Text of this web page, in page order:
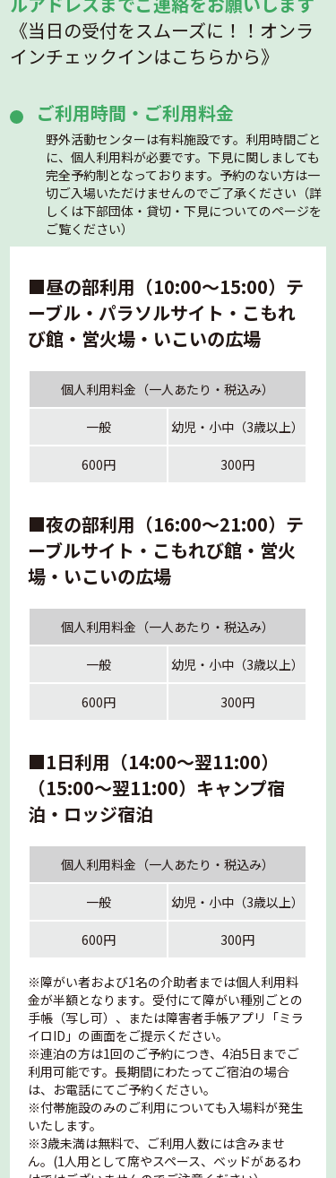
《当日の受付をスムーズに！！オンラ
インチェックインはこちらから》
ご利用時間・ご利用料金
野外活動センターは有料施設です。利用時間ごと
に、個人利用料が必要です。下見に関しましても
完全予約制となっております。予約のない方は一
切ご入場いただけませんのでご了承ください（詳
しくは下部団体・貸切・下見についてのページを
ご覧ください）
■昼の部利用（10:00～15:00）テ
ーブル・パラソルサイト・こもれ
び館・営火場・いこいの広場
個人利用料金（一人あたり・税込み）
一般 幼児・小中（3歳以上）
600円 300円
■夜の部利用（16:00～21:00）テ
ーブルサイト・こもれび館・営火
場・いこいの広場
個人利用料金（一人あたり・税込み）
一般 幼児・小中（3歳以上）
600円 300円
■1日利用（14:00～翌11:00）
（15:00～翌11:00）キャンプ宿
泊・ロッジ宿泊
個人利用料金（一人あたり・税込み）
一般 幼児・小中（3歳以上）
600円 300円
※障がい者および1名の介助者までは個人利用料
金が半額となります。受付にて障がい種別ごとの
手帳（写し可）、または障害者手帳アプリ「ミラ
イロID」の画面をご提示ください。
※連泊の方は1回のご予約につき、4泊5日までご
利用可能です。長期間にわたってご宿泊の場合
は、お電話にてご予約ください。
※付帯施設のみのご利用についても入場料が発生
いたします。
※3歳未満は無料で、ご利用人数には含みませ
ん。(1人用として席やスペース、ベッドがあるわ